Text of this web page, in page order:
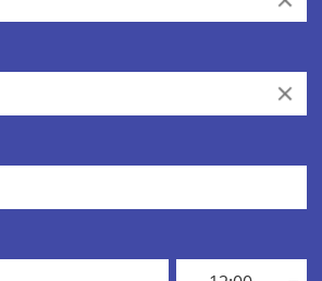
Clear
Clear